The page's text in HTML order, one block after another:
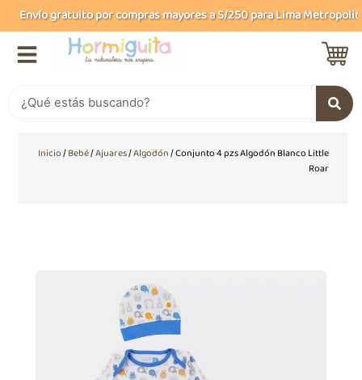
al
contenido
Envío gratuito por compras mayores a S/250 para Lima
Inicio/Bebé/Ajuares/Algodón/ Conjunto 4 pzs Algodón Blanco Little
Roar